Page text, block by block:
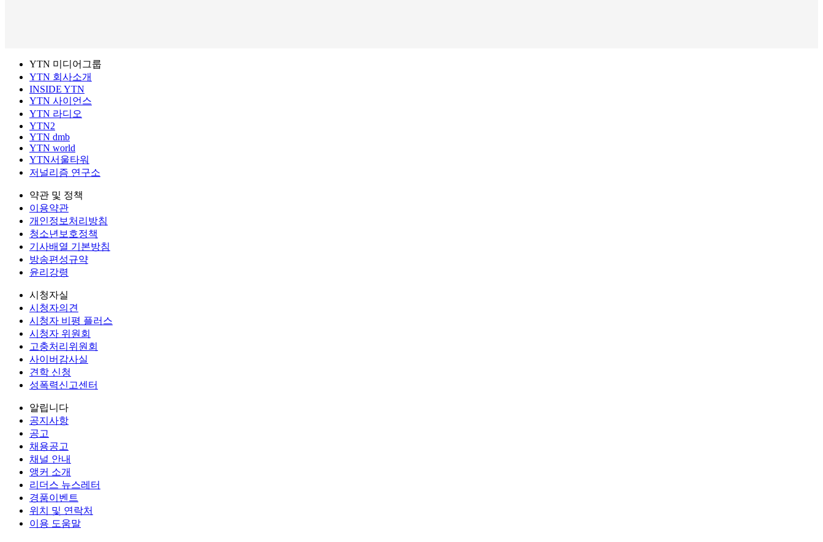
YTN 미디어그룹
YTN 회사소개
INSIDE YTN
YTN 사이언스
YTN 라디오
YTN2
YTN dmb
YTN world
YTN서울타워
저널리즘 연구소
약관 및 정책
이용약관
개인정보처리방침
청소년보호정책
기사배열 기본방침
방송편성규약
윤리강령
시청자실
시청자의견
시청자 비평 플러스
시청자 위원회
고충처리위원회
사이버감사실
견학 신청
성폭력신고센터
알립니다
공지사항
공고
채용공고
채널 안내
앵커 소개
리더스 뉴스레터
경품이벤트
위치 및 연락처
이용 도움말